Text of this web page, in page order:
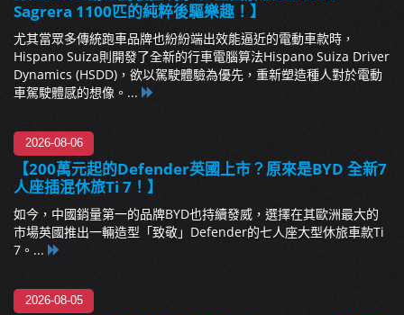
Sagrera 1100匹的純粹後驅樂趣！】
尤其當眾多傳統跑車品牌也紛紛端出效能逼近的電動車款時，
Hispano Suiza則開發了全新的行車電腦算法Hispano Suiza Driver
Dynamics (HSDD)，欲以駕駛體驗為優先，重新塑造種人對於電動
車駕駛體感的想像。...
2026-08-06
【200萬元起的Defender英國上市？原來是BYD 全新7
人座插混休旅Ti 7！】
如今，中國銷量第一的品牌BYD也持續發威，選擇在其歐洲最大的
市場英國推出一輛造型「致敬」Defender的七人座大型休旅車款Ti
7。...
2026-08-05